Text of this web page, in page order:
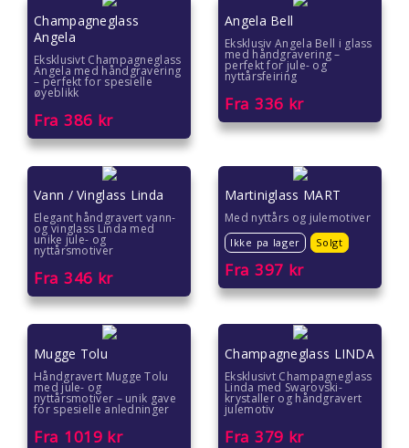
Romantiske gaver
Gave under 2000 kr
Gave under 1500 kr
Gave under 1000 kr
Gave under 500 kr
Gave under 300 kr
Gave under 200 kr
Hvordan pakke inn gave
Champagneglass
Angela
Eksklusivt Champagneglass
Angela med håndgravering
– perfekt for spesielle
øyeblikk
Fra 386 kr
Angela Bell
Eksklusiv Angela Bell i glass
med håndgravering –
perfekt for jule- og
nyttårsfeiring
Fra 336 kr
Vann / Vinglass Linda
Elegant håndgravert vann-
og vinglass Linda med
unike jule- og
nyttårsmotiver
Fra 346 kr
Martiniglass MART
Med nyttårs og julemotiver
Ikke pa lager Solgt
Fra 397 kr
Mugge Tolu
Håndgravert Mugge Tolu
med jule- og
nyttårsmotiver – unik gave
for spesielle anledninger
Fra 1019 kr
Champagneglass LINDA
Eksklusivt Champagneglass
Linda med Swarovski-
krystaller og håndgravert
julemotiv
Fra 379 kr